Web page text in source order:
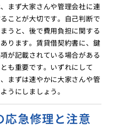
まず大家さんや管理会社に連
ことが大切です。自己判断で
うと、後で費用負担に関する
ります。賃貸借契約書に、鍵
が記載されている場合がある
も重要です。いずれにして
まずは速やかに大家さんや管
うにしましょう。
応急修理と注意